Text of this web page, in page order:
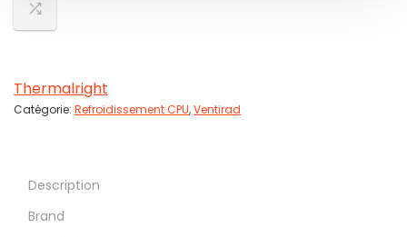
Thermalright
Catégorie: Refroidissement CPU,Ventirad
Description
Brand